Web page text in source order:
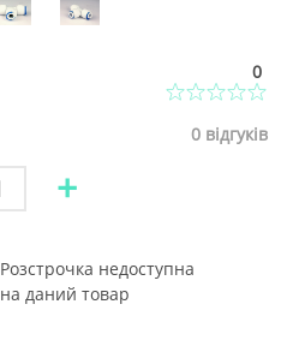
0
0відгуків
+
Розстрочка недоступна
на даний товар